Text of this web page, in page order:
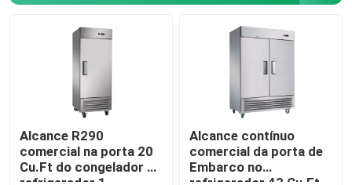
Alcance R290
comercial na porta 20
Cu.Ft do congelador de
Alcance contínuo
comercial da porta de
Embarco no